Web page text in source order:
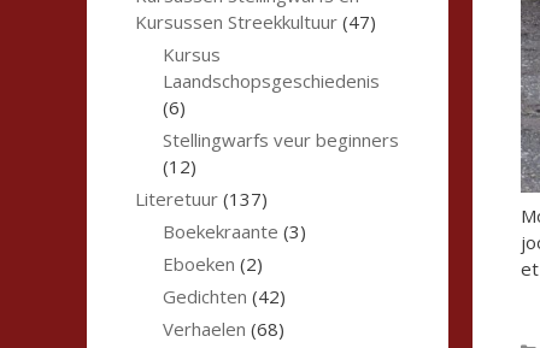
Kursussen Streekkultuur (47)
Kursus
Laandschopsgeschiedenis
(6)
Stellingwarfs veur beginners
(12)
Literetuur (137)
Boekekraante (3)
Eboeken (2)
Gedichten (42)
Verhaelen (68)